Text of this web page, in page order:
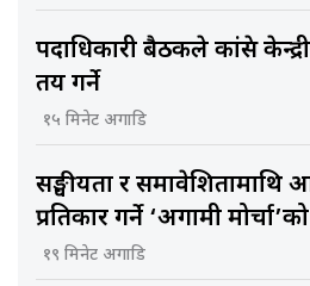
पदाधिकारी बैठकले कांग्रेस
तय गर्ने
१५ मिनेट अगाडि
सङ्घीयता र
प्रतिकार गर्ने ‘अग्रगामी
१९ मिनेट अगाडि